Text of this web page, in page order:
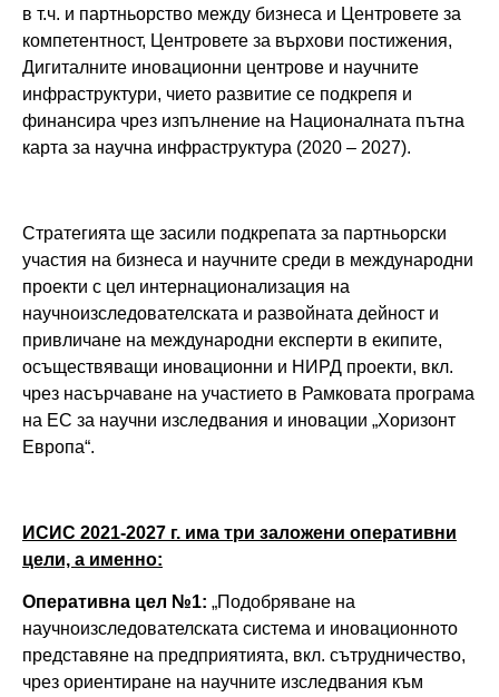
в т.ч. и партньорство между бизнеса и Центровете за
компетентност, Центровете за върхови постижения,
Дигиталните иновационни центрове и научните
инфраструктури, чието развитие се подкрепя и
финансира чрез изпълнение на Националната пътна
карта за научна инфраструктура (2020 – 2027).
Стратегията ще засили подкрепата за партньорски
участия на бизнеса и научните среди в международни
проекти с цел интернационализация на
научноизследователската и развойната дейност и
привличане на международни експерти в екипите,
осъществяващи иновационни и НИРД проекти, вкл.
чрез насърчаване на участието в Рамковата програма
на ЕС за научни изследвания и иновации „Хоризонт
Европа“.
ИСИС 2021-2027 г. има три заложени оперативни
цели, а именно:
Оперативна цел №1: „Подобряване на
научноизследователската система и иновационното
представяне на предприятията, вкл. сътрудничество,
чрез ориентиране на научните изследвания към